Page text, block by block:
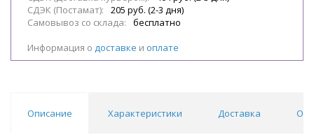
СДЭК (Постамат):
205 руб. (2-3 дня)
Самовывоз со склада:
бесплатно
Информация о доставке и оплате
Описание Характеристики Доставка